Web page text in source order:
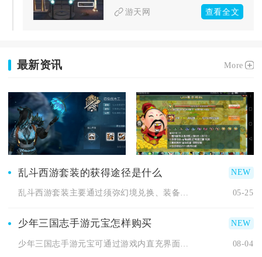
游天网 查看全文
最新资讯 More
乱斗西游套装的获得途径是什么
05-25
少年三国志手游元宝怎样购买
08-04